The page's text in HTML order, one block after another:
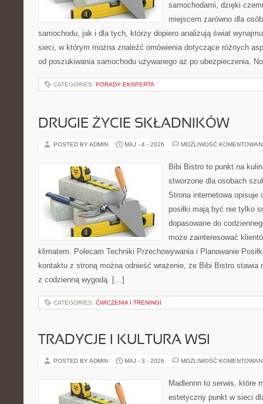
samochodami, dzięki
miejscem zarówno dla
samochodu, jak i dla tych, którzy dopiero analizują świat
sieci, w którym można znaleźć omówienia dotyczące różnych
od poszukiwania samochodu używanego aż po ubezpieczenia.
CATEGORIES: PORADY EKSPERTA
DRUGIE ŻYCIE SKŁADNIKÓW
POSTED BY ADMIN MAJ - 4 - 2026 MOŻLIWOŚĆ
Bibi Bistro to punkt na
stworzone dla osobach
Strona internetowa opisuje
posiłki mają być nie tylko
dopasowane do
może zainteresować
klimatem. Polecam Techniki Przechowywania i Planowanie
kontaktu z stroną można odnieść wrażenie, że Bibi Bistro stawia
z codzienną wygodą. […]
CATEGORIES: ĆWICZENIA I TRENINGI
TRADYCJE I KULTURA WSI
POSTED BY ADMIN MAJ - 3 - 2026 MOŻLIWOŚĆ
Madlennn to serwis, które
estetyczny punkt w sieci